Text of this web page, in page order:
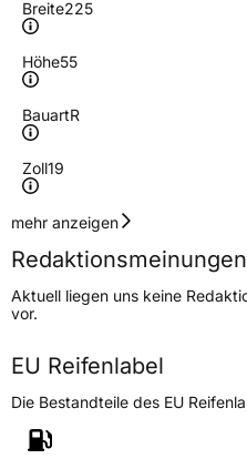
Breite225
Höhe55
BauartR
Zoll19
Geschwindigkeitsindex
Höchstgeschwindigkeit
270
Lastindex99
Höchstlast775 kg
Generelle Merkmale
Fahrzeugtyp
mehr anzeigen
Redaktionsmeinungen
Aktuell liegen uns keine
vor.
EU Reifenlabel
Die Bestandteile des EU